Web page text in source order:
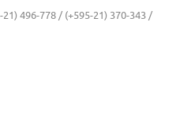
496-778 / (+595-21) 370-343 /